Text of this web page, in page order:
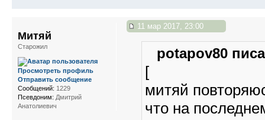
11 мар 2017, 23:00
potapov80
[
митяй
что на
Митяй
Старожил
Просмотреть профиль
Отправить сообщение
Сообщений: 1229
Псевдоним: Дмитрий
Анатолиевич